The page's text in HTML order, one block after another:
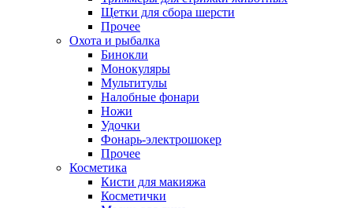
Щетки для сбора шерсти
Прочее
Охота и рыбалка
Бинокли
Монокуляры
Мультитулы
Налобные фонари
Ножи
Удочки
Фонарь-электрошокер
Прочее
Косметика
Кисти для макияжа
Косметички